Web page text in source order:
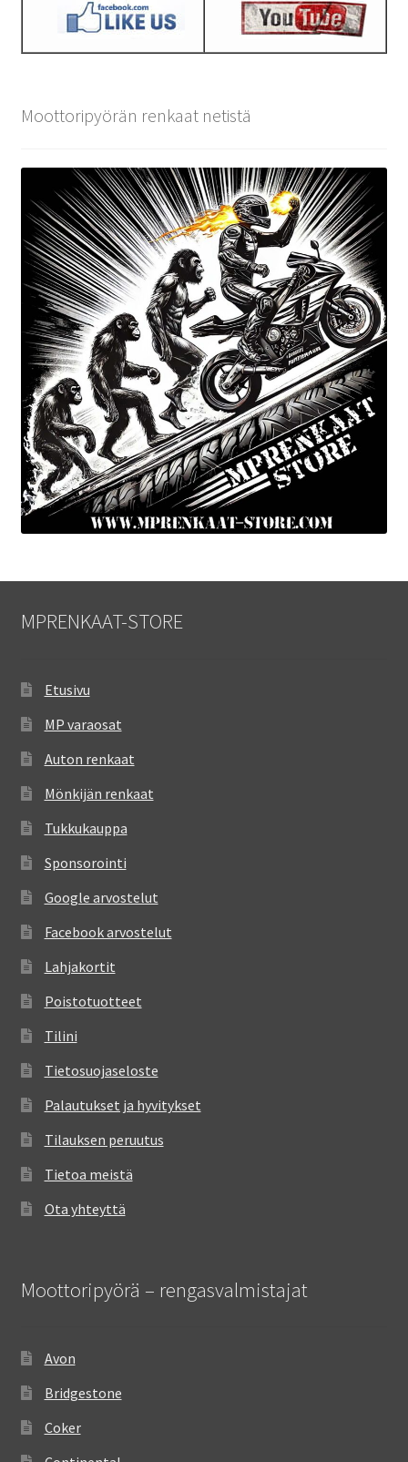
Moottoripyörän renkaat netistä
MPRENKAAT-STORE
Etusivu
MP varaosat
Auton renkaat
Mönkijän renkaat
Tukkukauppa
Sponsorointi
Google arvostelut
Facebook arvostelut
Lahjakortit
Poistotuotteet
Tilini
Tietosuojaseloste
Palautukset ja hyvitykset
Tilauksen peruutus
Tietoa meistä
Ota yhteyttä
Moottoripyörä – rengasvalmistajat
Avon
Bridgestone
Coker